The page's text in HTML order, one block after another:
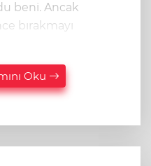
beni. Ancak
bırakmayı
Oku